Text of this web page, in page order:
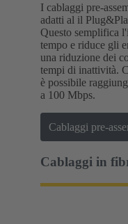
I cablaggi pre-
adatti al il
Questo semplifica
tempo e riduce gli
una riduzione dei
tempi di inattività.
è possibile
a 100 Mbps.
Cablaggi pre-
Cablaggi in